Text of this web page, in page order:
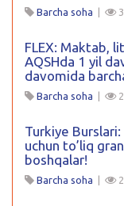
Barcha soha |
FLEX: Maktab,
AQSHda 1 yil
davomida
Barcha soha |
Turkiye
uchun to’liq
boshqalar!
Barcha soha |